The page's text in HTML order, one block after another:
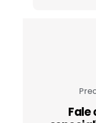
Fale